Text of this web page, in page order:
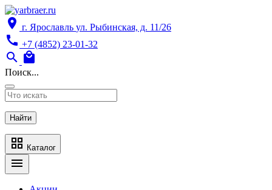
location_on г. Ярославль ул. Рыбинская, д. 11/26
call +7 (4852) 23-01-32
search local_mall
Поиск...
Найти
grid_view Каталог
menu